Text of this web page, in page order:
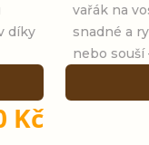
Kč
díky
vařák na
snadné a
nebo souší